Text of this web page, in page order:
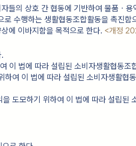
들의 상호 간 협동에 기반하여 물품ㆍ용
수행하는 생활협동조합활동을 촉진함
에 이바지함을 목적으로 한다. <개정
이 법에 따라 설립된 소비자생활협동조
여 이 법에 따라 설립된 소비자생활협
도모하기 위하여 이 법에 따라 설립된